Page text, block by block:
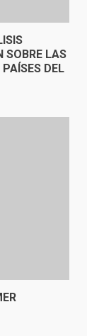
SOBRE LAS
DEL